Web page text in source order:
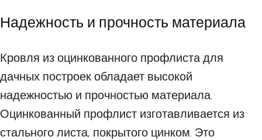
Надежность и прочность материала
Кровля из оцинкованного профлиста для
дачных построек обладает высокой
надежностью и прочностью материала.
Оцинкованный профлист изготавливается из
стального листа, покрытого цинком. Это